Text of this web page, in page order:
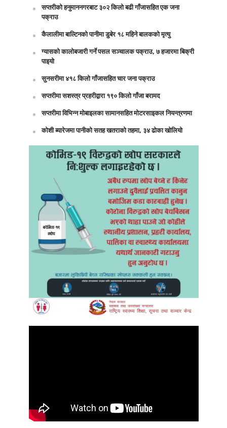
सप्तरीको हनुमाननगरबाट ३०२ किलो बढी गाँजासहित एक जना
पक्राउ
कैलालीमा बाल्टिनको पानीमा डुबेर १८ महिने बालकको मृत्यु
ग्यासको कालोबजारी गर्ने पसल सञ्चालक पक्राउ, ७ हजारमा बिक्री
पाइयो
सुनसरीमा ४१८ किलो गाँजासहित चार जना पक्राउ
सप्तरीमा सशस्त्र प्रहरीद्वारा १९० किलो गाँजा बरामद
सप्तरीमा विभिन्न मोबाइलका सामानसहित मोटरसाइकल नियन्त्रणमा
कोशी ब्यारेजमा पानीको सतह खतराको तहमा, ३४ ढोका खोलियो